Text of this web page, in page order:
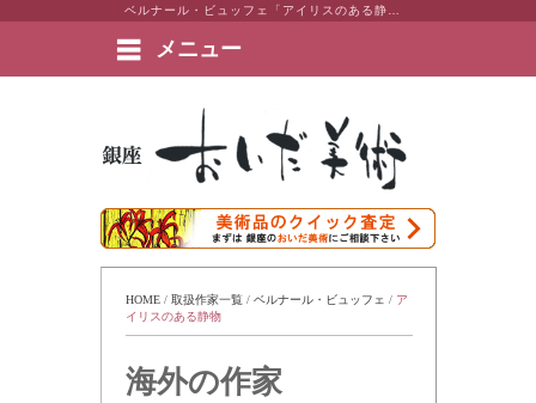
メニュー
絵画など美術品の販売と買取 | 東京・銀座 おいだ美術
HOME / 取扱作家一覧 / ベルナール・ビュッフェ / ア
イリスのある静物
海外の作家